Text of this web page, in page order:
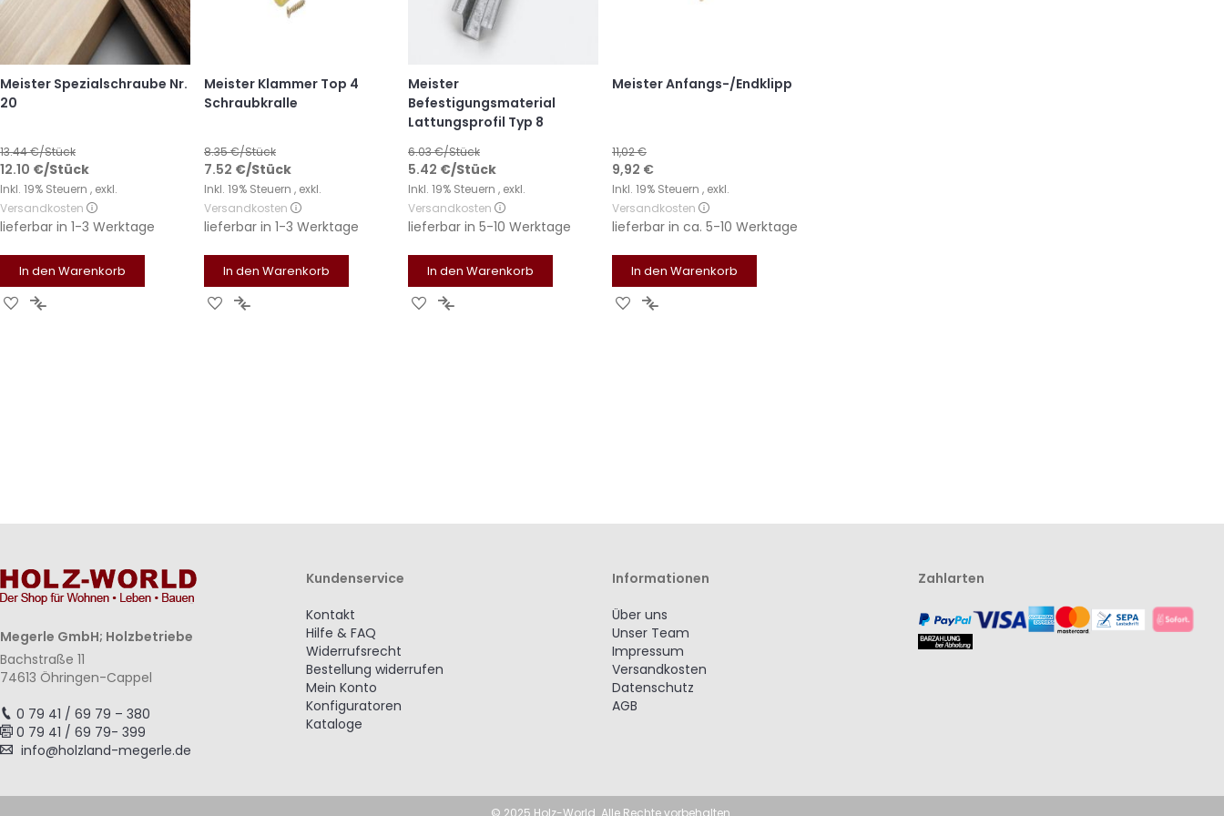
Meister Spezialschraube Nr.
20
13.44€/Stück
12.10 €/Stück
Inkl. 19% Steuern , exkl.
Versandkosten
lieferbar in 1-3 Werktage
In den Warenkorb
Zur Zur
Meister Klammer Top 4
Schraubkralle
8.35€/Stück
7.52 €/Stück
Inkl. 19% Steuern , exkl.
Versandkosten
lieferbar in 1-3 Werktage
In den Warenkorb
Zur Zur
Meister
Befestigungsmaterial
Lattungsprofil Typ 8
6.03€/Stück
5.42 €/Stück
Inkl. 19% Steuern , exkl.
Versandkosten
lieferbar in 5-10 Werktage
In den Warenkorb
Zur Zur
Meister Anfangs-/Endklipp
11,02 €
Sonderangebot
9,92 €
Inkl. 19% Steuern , exkl.
Versandkosten
lieferbar in ca. 5-10 Werktage
In den Warenkorb
Zur Zur
Megerle GmbH; Holzbetriebe
Bachstraße 11
74613 Öhringen-Cappel
0 79 41 / 69 79 – 380
0 79 41 / 69 79- 399
info@holzland-megerle.de
Kundenservice
Kontakt
Hilfe & FAQ
Widerrufsrecht
Bestellung widerrufen
Mein Konto
Konfiguratoren
Kataloge
Informationen
Über uns
Unser Team
Impressum
Versandkosten
Datenschutz
AGB
Zahlarten
© 2025 Holz-World. Alle Rechte vorbehalten.